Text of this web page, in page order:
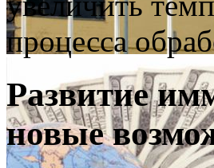
процесса
Развитие
новые